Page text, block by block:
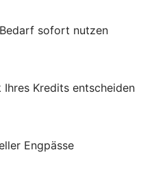
sofort nutzen
Kredits entscheiden
Engpässe